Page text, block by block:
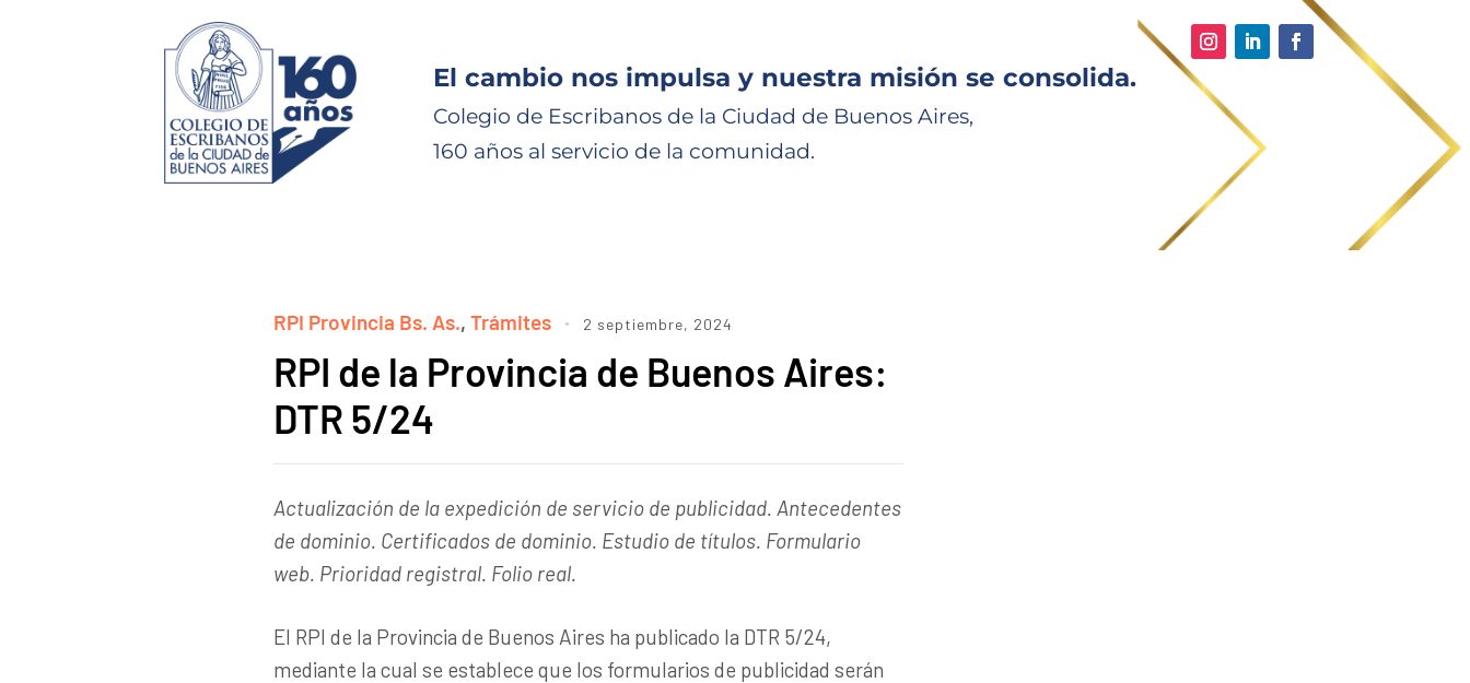
El cambio nos impulsa y nuestra misión se consolida.
Colegio de Escribanos de la Ciudad de Buenos Aires,
160 años al servicio de la comunidad.
RPI Provincia Bs. As., Trámites 2 septiembre, 2024
RPI de la Provincia de Buenos Aires:
DTR 5/24
Actualización de la expedición de servicio de publicidad. Antecedentes
de dominio. Certificados de dominio. Estudio de títulos. Formulario
web. Prioridad registral. Folio real.
El RPI de la Provincia de Buenos Aires ha publicado la DTR 5/24,
mediante la cual se establece que los formularios de publicidad serán